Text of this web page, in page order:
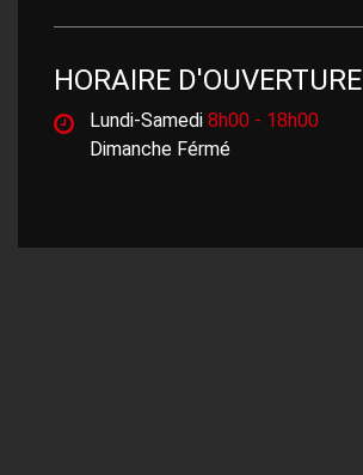
HORAIRE D'OUVERTURE
Lundi-Samedi 8h00 - 18h00
Dimanche Férmé